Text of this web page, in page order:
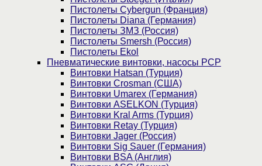
Пистолеты Cybergun (Франция)
Пистолеты Diana (Германия)
Пистолеты ЗМЗ (Россия)
Пистолеты Smersh (Россия)
Пистолеты Ekol
Пневматические винтовки, насосы PCP
Винтовки Hatsan (Турция)
Винтовки Crosman (США)
Винтовки Umarex (Германия)
Винтовки ASELKON (Турция)
Винтовки Kral Arms (Турция)
Винтовки Retay (Турция)
Винтовки Jager (Россия)
Винтовки Sig Sauer (Германия)
Винтовки BSA (Англия)